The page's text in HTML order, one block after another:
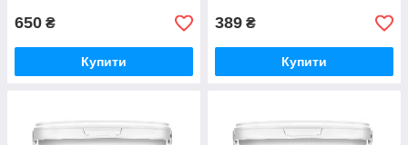
650 ₴
Купити
389 ₴
Купити